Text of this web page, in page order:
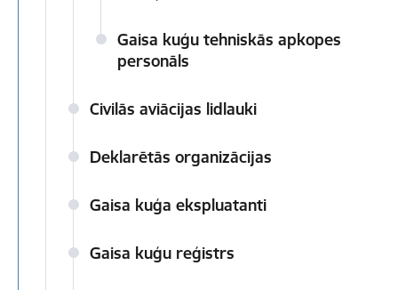
Gaisa kuģu tehniskās apkopes
personāls
Civilās aviācijas lidlauki
Deklarētās organizācijas
Gaisa kuģa ekspluatanti
Gaisa kuģu reģistrs